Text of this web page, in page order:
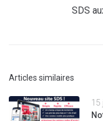
SDS
Articles similaires
15